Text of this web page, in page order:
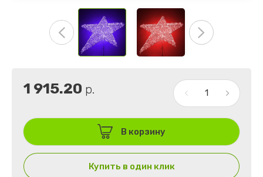
1 915.20 р.
В корзину
Купить в один клик